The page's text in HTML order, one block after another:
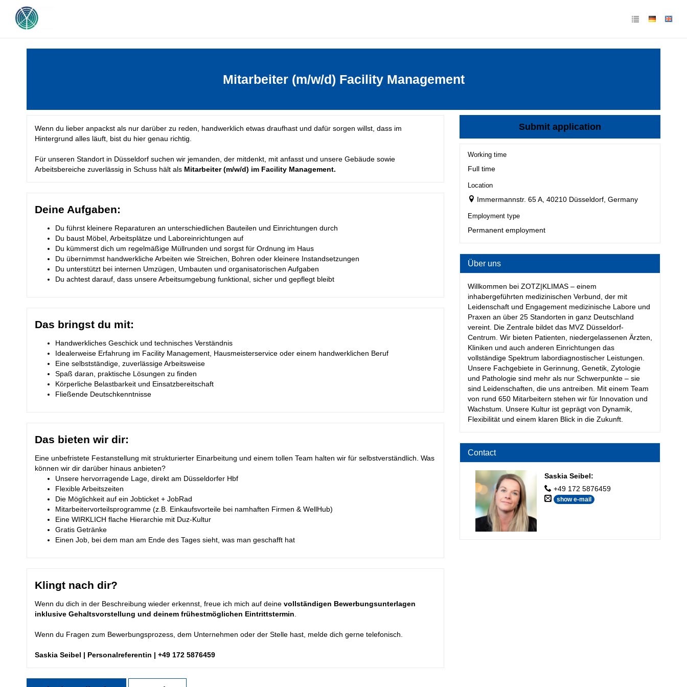
Mitarbeiter (m/w/d) Facility Management
Wenn du lieber anpackst als nur darüber zu reden, handwerklich etwas draufhast und dafür sorgen willst, dass im
Hintergrund alles läuft, bist du hier genau richtig.
Für unseren Standort in Düsseldorf suchen wir jemanden, der mitdenkt, mit anfasst und unsere Gebäude sowie
Arbeitsbereiche zuverlässig in Schuss hält als Mitarbeiter (m/w/d) im Facility Management.
Deine Aufgaben:
Du führst kleinere Reparaturen an unterschiedlichen Bauteilen und Einrichtungen durch
Du baust Möbel, Arbeitsplätze und Laboreinrichtungen auf
Du kümmerst dich um regelmäßige Müllrunden und sorgst für Ordnung im Haus
Du übernimmst handwerkliche Arbeiten wie Streichen, Bohren oder kleinere Instandsetzungen
Du unterstützt bei internen Umzügen, Umbauten und organisatorischen Aufgaben
Du achtest darauf, dass unsere Arbeitsumgebung funktional, sicher und gepflegt bleibt
Das bringst du mit:
Handwerkliches Geschick und technisches Verständnis
Idealerweise Erfahrung im Facility Management, Hausmeisterservice oder einem handwerklichen Beruf
Eine selbstständige, zuverlässige Arbeitsweise
Spaß daran, praktische Lösungen zu finden
Körperliche Belastbarkeit und Einsatzbereitschaft
Fließende Deutschkenntnisse
Das bieten wir dir:
Eine unbefristete Festanstellung mit strukturierter Einarbeitung und einem tollen Team halten wir für selbstverständlich. Was
können wir dir darüber hinaus anbieten?
Unsere hervorragende Lage, direkt am Düsseldorfer Hbf
Flexible Arbeitszeiten
Die Möglichkeit auf ein Jobticket + JobRad
Mitarbeitervorteilsprogramme (z.B. Einkaufsvorteile bei namhaften Firmen & WellHub)
Eine WIRKLICH flache Hierarchie mit Duz-Kultur
Gratis Getränke
Einen Job, bei dem man am Ende des Tages sieht, was man geschafft hat
Klingt nach dir?
Wenn du dich in der Beschreibung wieder erkennst, freue ich mich auf deine vollständigen Bewerbungsunterlagen
inklusive Gehaltsvorstellung und deinem frühestmöglichen Eintrittstermin
Wenn du Fragen zum Bewerbungsprozess, dem Unternehmen oder der Stelle hast, melde dich gerne telefonisch.
Saskia Seibel | Personalreferentin | +49 172 5876459
Submit application
Working time
Full time
Location
Immermannstr. 65 A, 40210 Düsseldorf, Germany
Employment type
Permanent employment
Über uns
Willkommen bei ZOTZ|KLIMAS – einem
inhabergeführten medizinischen Verbund, der mit
Leidenschaft und Engagement medizinische Labore und
Praxen an über 25 Standorten in ganz Deutschland
vereint. Die Zentrale bildet das MVZ Düsseldorf-
Centrum. Wir bieten Patienten, niedergelassenen Ärzten,
Kliniken und auch anderen Einrichtungen das
vollständige Spektrum labordiagnostischer Leistungen.
Unsere Fachgebiete in Gerinnung, Genetik, Zytologie
und Pathologie sind mehr als nur Schwerpunkte – sie
sind Leidenschaften, die uns antreiben. Mit einem Team
von rund 650 Mitarbeitern stehen wir für Innovation und
Wachstum. Unsere Kultur ist geprägt von Dynamik,
Flexibilität und einem klaren Blick in die Zukunft.
Contact
Saskia Seibel:
+49 172 5876459
show e-mail